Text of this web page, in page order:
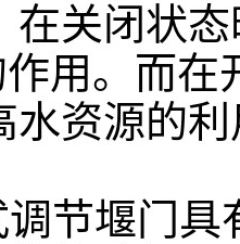
在关闭状
用。而在
水资源的
节堰门